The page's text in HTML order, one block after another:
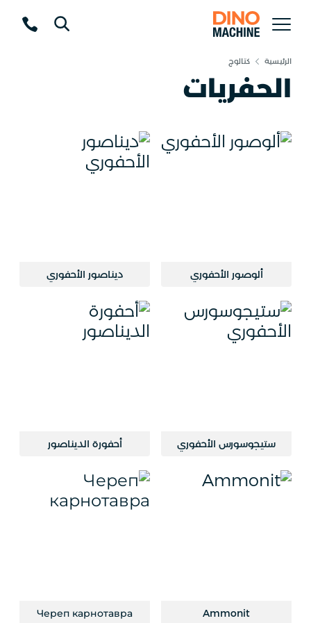
الرئيسية كتالوج
الحفريات
ألوصور الأحفوري ديناصور الأحفوري
ستيجوسورس الأحفوري أحفورة الديناصور
Ammonit
Череп карнотавра